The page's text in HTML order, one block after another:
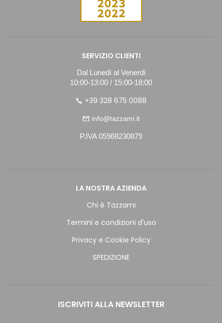
SERVIZIO CLIENTI
Dal Lunedì al Venerdì
10:00-13:00 / 15:00-18:00
+39 328 675 0088
info@tazzami.it
P.IVA 05968230879
LA NOSTRA AZIENDA
Chi è Tazzami
Termini e condizioni d'uso
Privacy e Cookie Policy
SPEDIZIONE
ISCRIVITI ALLA NEWSLETTER